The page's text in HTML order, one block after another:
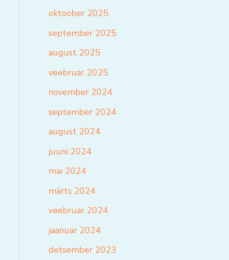
oktoober 2025
september 2025
august 2025
veebruar 2025
november 2024
september 2024
august 2024
juuni 2024
mai 2024
märts 2024
veebruar 2024
jaanuar 2024
detsember 2023